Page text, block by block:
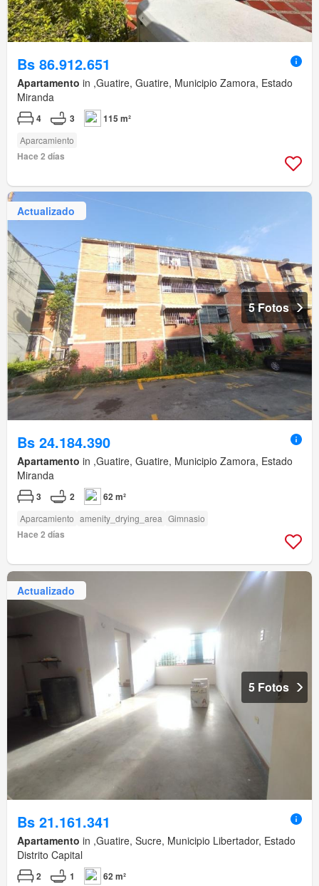
Bs 86.912.651
Apartamento in ,Guatire, Guatire, Municipio Zamora, Estado
Miranda
4 3 115 m²
Aparcamiento
Hace 2 días
Actualizado
5 Fotos
Bs 24.184.390
Apartamento in ,Guatire, Guatire, Municipio Zamora, Estado
Miranda
3 2 62 m²
Aparcamiento amenity_drying_area Gimnasio
Hace 2 días
Actualizado
5 Fotos
Bs 21.161.341
Apartamento in ,Guatire, Sucre, Municipio Libertador, Estado
Distrito Capital
2 1 62 m²